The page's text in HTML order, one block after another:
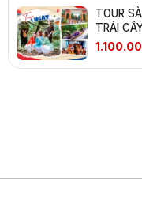
TOUR
TRÁI